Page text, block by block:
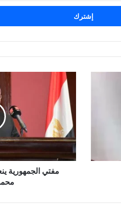
مفتي
الجمهورية
ينعى
للا
لطيفة
والدة
الملك
محمد
السادس
مفتي الجمهورية